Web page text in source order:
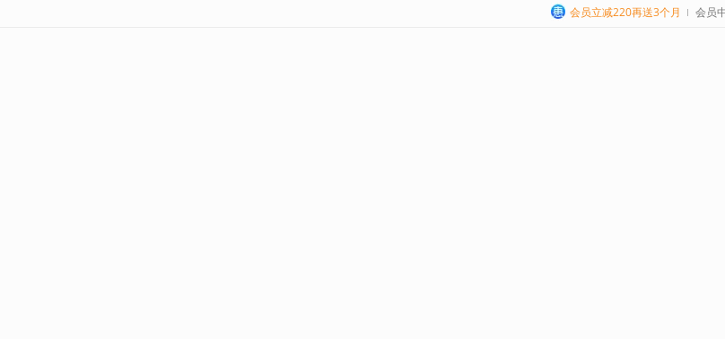
会员立减220再送3个月 会员